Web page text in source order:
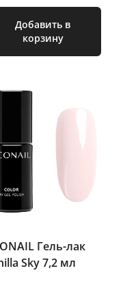
Добавить в
корзину
Гель-лак
Sky 7,2 мл